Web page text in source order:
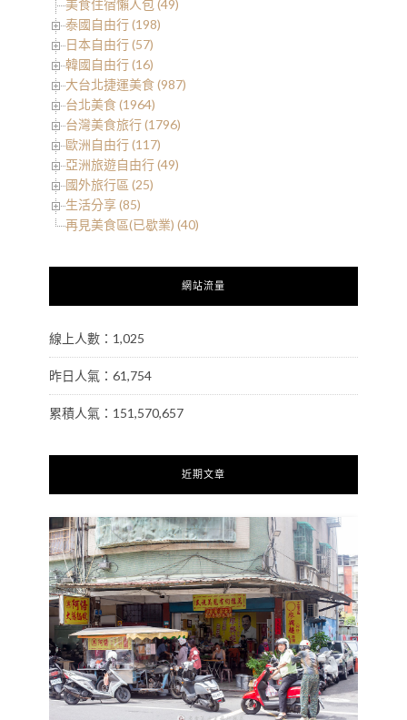
美食住宿懶人包 (49)
泰國自由行 (198)
日本自由行 (57)
韓國自由行 (16)
大台北捷運美食 (987)
台北美食 (1964)
台灣美食旅行 (1796)
歐洲自由行 (117)
亞洲旅遊自由行 (49)
國外旅行區 (25)
生活分享 (85)
再見美食區(已歇業) (40)
網站流量
線上人數：1,025
昨日人氣：61,754
累積人氣：151,570,657
近期文章